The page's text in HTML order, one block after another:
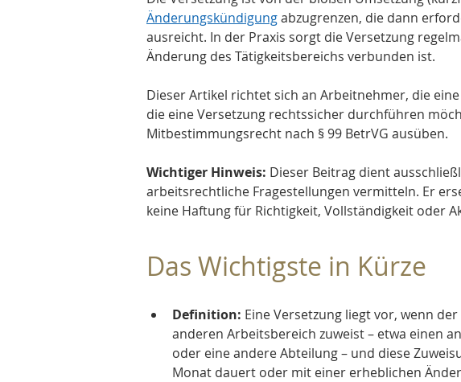
Änderungskündigung abzugrenzen, die dann
ausreicht. In der Praxis sorgt die Versetzung
Änderung des Tätigkeitsbereichs verbunden ist.
Dieser Artikel richtet sich an Arbeitnehmer, die
die eine Versetzung rechtssicher durchführen
Mitbestimmungsrecht nach § 99 BetrVG ausüben.
Wichtiger Hinweis: Dieser Beitrag dient
arbeitsrechtliche Fragestellungen vermitteln. Er
keine Haftung für Richtigkeit, Vollständigkeit oder
Das Wichtigste in Kürze
Definition: Eine Versetzung liegt vor, wenn
anderen Arbeitsbereich zuweist – etwa einen
oder eine andere Abteilung – und diese
Monat dauert oder mit einer erheblichen